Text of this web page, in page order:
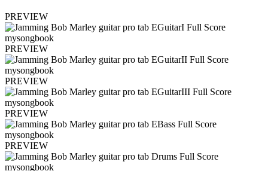
PREVIEW
PREVIEW
PREVIEW
PREVIEW
PREVIEW